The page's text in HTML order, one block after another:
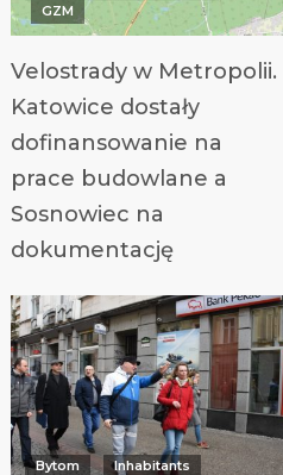
GZM
Velostrady w Metropolii.
Katowice dostały
dofinansowanie na
prace budowlane a
Sosnowiec na
dokumentację
Bytom Inhabitants